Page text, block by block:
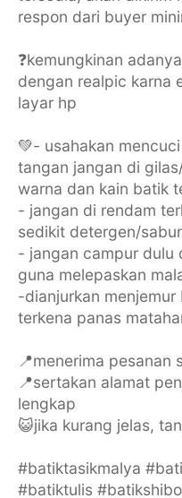
respon dari buyer
❓kemungkinan
dengan realpic karna
layar hp
💚- usahakan
tangan jangan di
warna dan kain batik
- jangan di rendam
sedikit detergen/
- jangan campur dulu
guna melepaskan
-dianjurkan
terkena panas
📍menerima pesanan
📍sertakan alamat
lengkap
😺jika kurang jelas,
#batiktasikmalya
#batiktulis